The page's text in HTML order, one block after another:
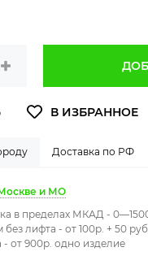
Доставка по РФ
и МО
в пределах МКАД -
без лифта - от 100р. + 50
- от 900р. одно изделие